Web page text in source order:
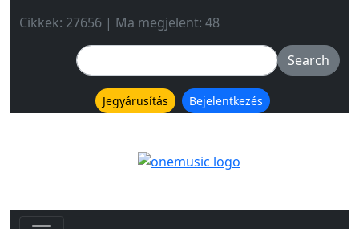
Cikkek: 27656 | Ma megjelent: 48
Jegyárusítás Bejelentkezés